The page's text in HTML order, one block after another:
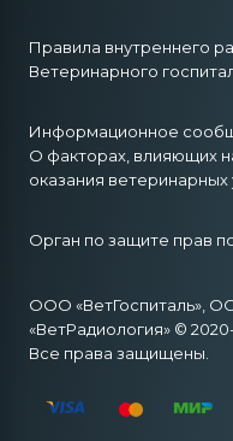
Правила внутреннего
Ветеринарного
Информационное
О факторах, влияющих
оказания ветеринарных
Орган по защите прав
ООО «ВетГоспиталь»,
«ВетРадиология» © 2020-
Все права защищены.